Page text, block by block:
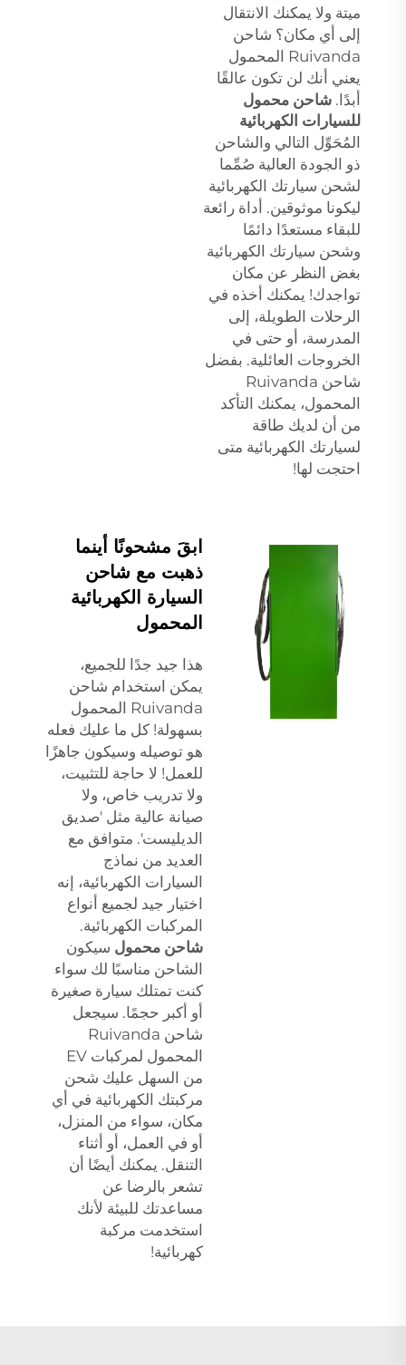
ميتة ولا يمكنك الانتقال
إلى أي مكان؟ شاحن
Ruivanda المحمول
يعني أنك لن تكون عالقًا
أبدًا. شاحن محمول
للسيارات الكهربائية
المُحَوِّل التالي والشاحن
ذو الجودة العالية صُمِّما
لشحن سيارتك الكهربائية
ليكونا موثوقين. أداة رائعة
للبقاء مستعدًا دائمًا
وشحن سيارتك الكهربائية
بغض النظر عن مكان
تواجدك! يمكنك أخذه في
الرحلات الطويلة، إلى
المدرسة، أو حتى في
الخروجات العائلية. بفضل
شاحن Ruivanda
المحمول، يمكنك التأكد
من أن لديك طاقة
لسيارتك الكهربائية متى
احتجت لها!
ابقَ مشحونًا أينما
ذهبت مع شاحن
السيارة الكهربائية
المحمول
هذا جيد جدًا للجميع،
يمكن استخدام شاحن
Ruivanda المحمول
بسهولة! كل ما عليك فعله
هو توصيله وسيكون جاهزًا
للعمل! لا حاجة للتثبيت،
ولا تدريب خاص، ولا
صيانة عالية مثل 'صديق
الديليست'. متوافق مع
العديد من نماذج
السيارات الكهربائية، إنه
اختيار جيد لجميع أنواع
المركبات الكهربائية.
شاحن محمول سيكون
الشاحن مناسبًا لك سواء
كنت تمتلك سيارة صغيرة
أو أكبر حجمًا. سيجعل
شاحن Ruivanda
المحمول لمركبات EV
من السهل عليك شحن
مركبتك الكهربائية في أي
مكان، سواء من المنزل،
أو في العمل، أو أثناء
التنقل. يمكنك أيضًا أن
تشعر بالرضا عن
مساعدتك للبيئة لأنك
استخدمت مركبة
كهربائية!